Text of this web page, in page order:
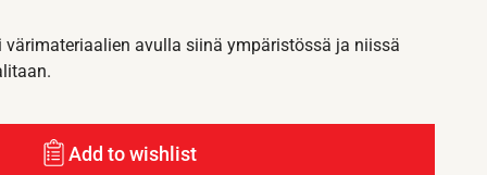
avulla siinä ympäristössä ja niissä
Add to wishlist